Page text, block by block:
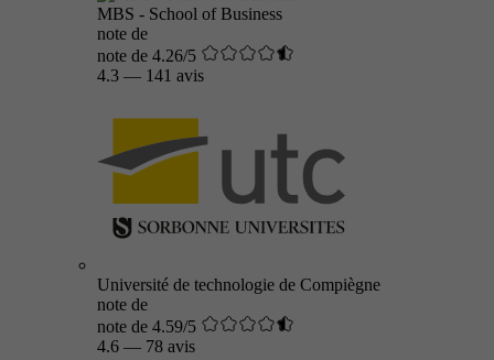
MBS - School of Business
note de
note de 4.26/5
4.3 — 141 avis
Université de technologie de Compiègne
note de
note de 4.59/5
4.6 — 78 avis